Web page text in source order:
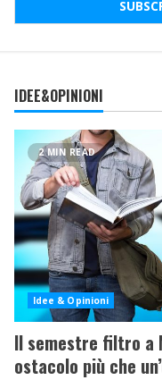
IDEE&OPINIONI
2 MIN READ
Idee & Opinioni
Il semestre filtro a
ostacolo più che